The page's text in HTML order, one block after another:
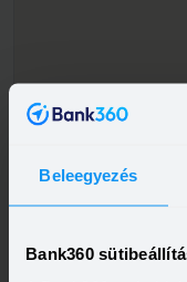
Beleegyezés
Bank360